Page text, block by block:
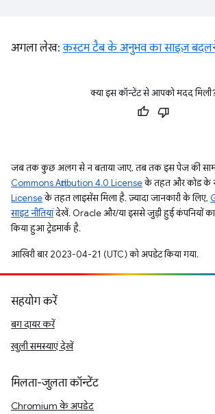
अगला लेख:कस्टम टैब के अनुभव का साइज़ बदलने
क्या इस कॉन्टेंट से आपको मदद
जब तक कुछ अलग से न बताया जाए, तब तक इस पेज की
Commons Attribution 4.0 Licenseके तहत और कोड के
Licenseके तहत लाइसेंस मिला है. ज़्यादा जानकारी के लिए,
साइट नीतियांदेखें. Oracle और/या इससे जुड़ी हुई कंपनियों
किया हुआ ट्रेडमार्क है.
आखिरी बार 2023-04-21 (UTC) को अपडेट किया गया.
सहयोग करें
बग दायर करें
खुली समस्याएं देखें
मिलता-जुलता कॉन्टेंट
Chromium के अपडेट